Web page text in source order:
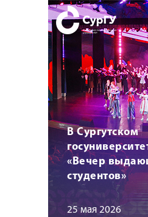
В Сургутском
«Вечер
студентов»
25 мая 2026